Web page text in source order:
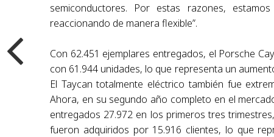
semiconductores. Por estas razones,
reaccionando de manera flexible”.
Con 62.451 ejemplares entregados, el Porsche
con 61.944 unidades, lo que representa un
El Taycan totalmente eléctrico también fue
Ahora, en su segundo año completo en el
entregados 27.972 en los primeros tres
fueron adquiridos por 15.916 clientes, lo que